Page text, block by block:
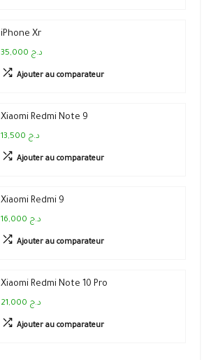
iPhone Xr
35,000 د.ج
Ajouter au comparateur
Xiaomi Redmi Note 9
13,500 د.ج
Ajouter au comparateur
Xiaomi Redmi 9
16,000 د.ج
Ajouter au comparateur
Xiaomi Redmi Note 10 Pro
21,000 د.ج
Ajouter au comparateur